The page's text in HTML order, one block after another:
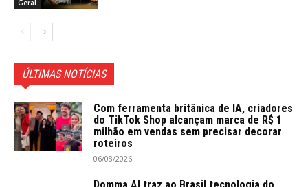
Geral
ÚLTIMAS NOTÍCIAS
Com ferramenta britânica de IA, criadores
do TikTok Shop alcançam marca de R$ 1
milhão em vendas sem precisar decorar
roteiros
06/08/2026